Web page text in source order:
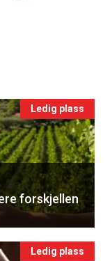
Ledig plass
forskjellen
Ledig plass